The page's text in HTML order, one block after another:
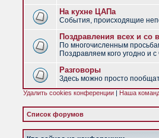
На кухне ЦАПа
События, происходящие
Поздравления всех и со
По многочисленным
Поздравляем кого угодно и с
Разговоры
Здесь можно просто
Удалить cookies конференции | Наша
Список форумов